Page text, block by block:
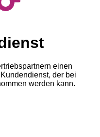
einen
der bei
werden kann.